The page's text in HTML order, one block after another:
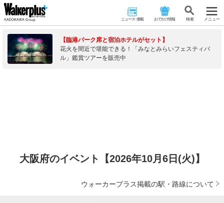
ニュース･連載 おでかけ情報 検 索 メニュー
【臨港パーク席と宿泊ホテルがセット】
花火を間近で堪能できる！「みなとみらいフェスティバ
ル」鑑賞ツアーを販売中
大阪府のイベント【2026年10月6日(火)】
ウォーカープラス掲載の駅・路線について